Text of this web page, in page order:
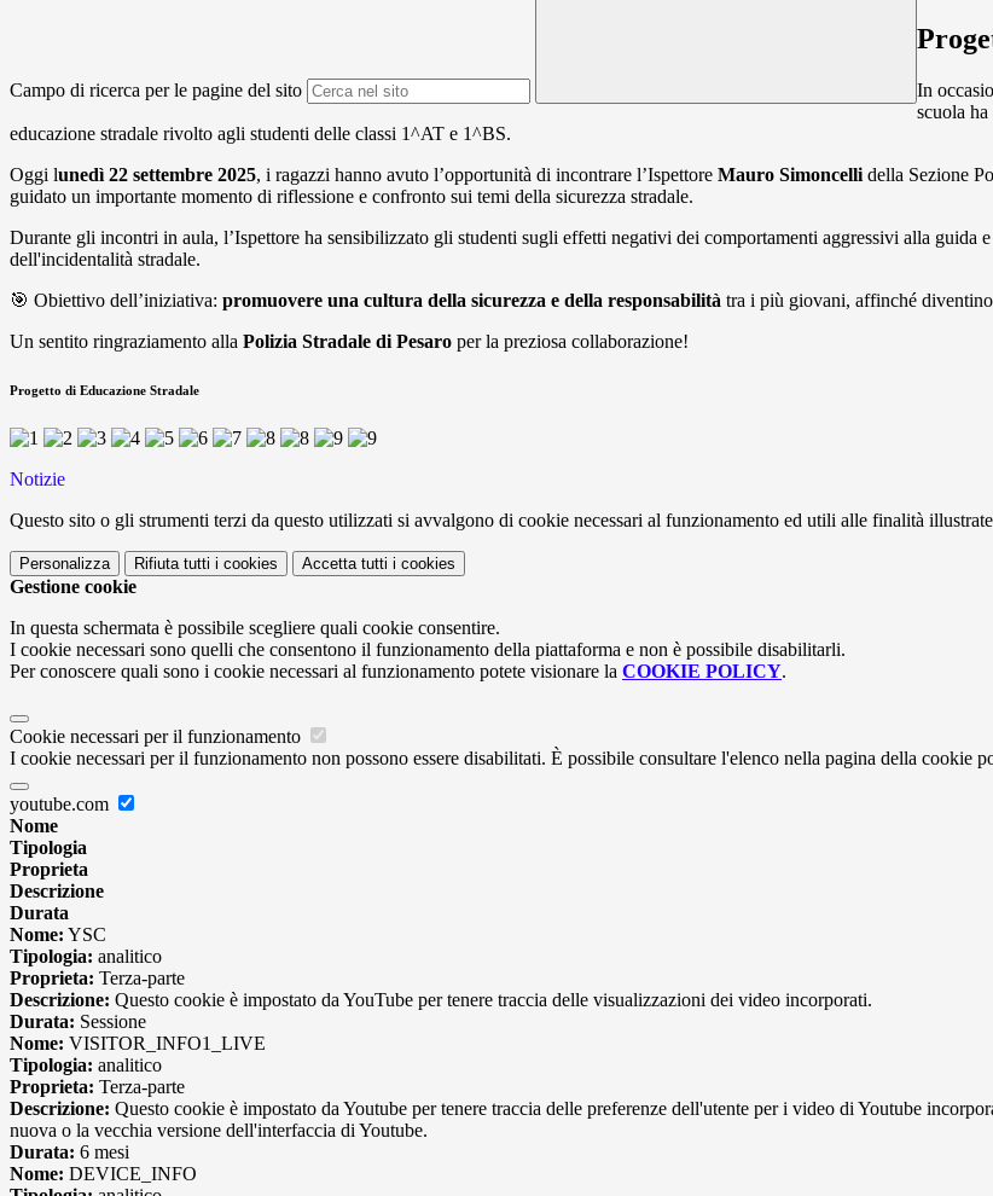
Campo di ricerca per le pagine del sito In
scuola
educazione stradale rivolto agli studenti delle classi 1^AT e 1^BS.
Oggi lunedì 22 settembre 2025, i ragazzi hanno avuto l’opportunità di incontrare l’Ispettore Mauro Simoncelli della Sezione
guidato un importante momento di riflessione e confronto sui temi della sicurezza stradale.
Durante gli incontri in aula, l’Ispettore ha sensibilizzato gli studenti sugli effetti negativi dei comportamenti aggressivi alla guida
dell'incidentalità stradale.
🎯 Obiettivo dell’iniziativa: promuovere una cultura della sicurezza e della responsabilità tra i più giovani, affinché
Un sentito ringraziamento alla Polizia Stradale di Pesaro per la preziosa collaborazione!
Progetto di Educazione Stradale
Notizie
Questo sito o gli strumenti terzi da questo utilizzati si avvalgono di cookie necessari al funzionamento ed utili alle finalità
Personalizza Rifiuta tutti i cookies Accetta tutti i cookies
Gestione cookie
In questa schermata è possibile scegliere quali cookie consentire.
I cookie necessari sono quelli che consentono il funzionamento della piattaforma e non è possibile disabilitarli.
Per conoscere quali sono i cookie necessari al funzionamento potete visionare la COOKIE POLICY.
Cookie necessari per il funzionamento
I cookie necessari per il funzionamento non possono essere disabilitati. È possibile consultare l'elenco nella pagina della cookie
youtube.com
Nome
Tipologia
Proprieta
Descrizione
Durata
Nome: YSC
Tipologia: analitico
Proprieta: Terza-parte
Descrizione: Questo cookie è impostato da YouTube per tenere traccia delle visualizzazioni dei video incorporati.
Durata: Sessione
Nome: VISITOR_INFO1_LIVE
Tipologia: analitico
Proprieta: Terza-parte
Descrizione: Questo cookie è impostato da Youtube per tenere traccia delle preferenze dell'utente per i video di Youtube
nuova o la vecchia versione dell'interfaccia di Youtube.
Durata: 6 mesi
Nome: DEVICE_INFO